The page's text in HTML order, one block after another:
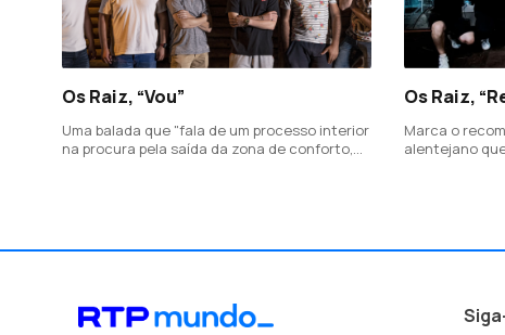
Os Raiz, “Vou”
Uma balada que "fala de um processo interior
na procura pela saída da zona de conforto,
Os Raiz,
Marca o
alentejano